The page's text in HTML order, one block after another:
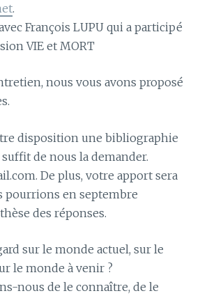
.
François LUPU qui a participé
VIE et MORT
nous vous avons proposé
disposition une bibliographie
de nous la demander.
De plus, votre apport sera
pourrions en septembre
des réponses.
sur le monde actuel, sur le
le monde à venir ?
nous de le connaître, de le